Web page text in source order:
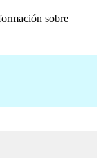
sobre